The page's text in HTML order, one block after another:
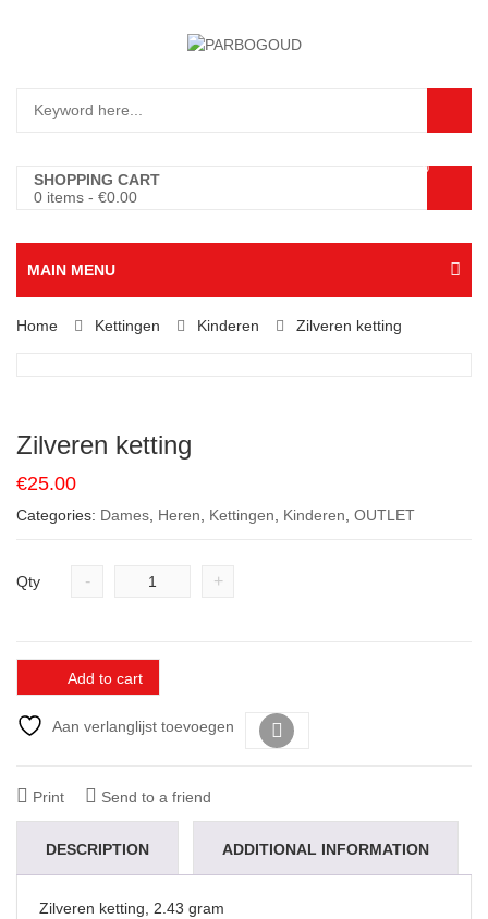
SHOPPING CART
0 items - €0.00
0
MAIN MENU
Home Kettingen Kinderen Zilveren ketting
Zilveren ketting
€25.00
Categories: Dames, Heren, Kettingen, Kinderen, OUTLET
Qty - +
Add to cart
Aan verlanglijst toevoegen
Print Send to a friend
DESCRIPTION ADDITIONAL INFORMATION
Zilveren ketting, 2.43 gram